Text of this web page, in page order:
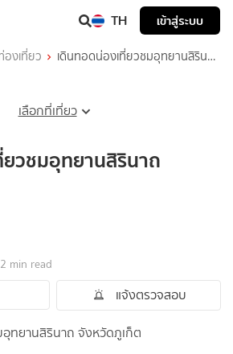
TH เข้าสู่ระบบ
องเที่ยว
เดินทอดน่องเที่ยวชมอุทยานสิรินาถ
เลือกที่เที่ยว
วชมอุทยานสิรินาถ
2 min read
แจ้งตรวจสอบ